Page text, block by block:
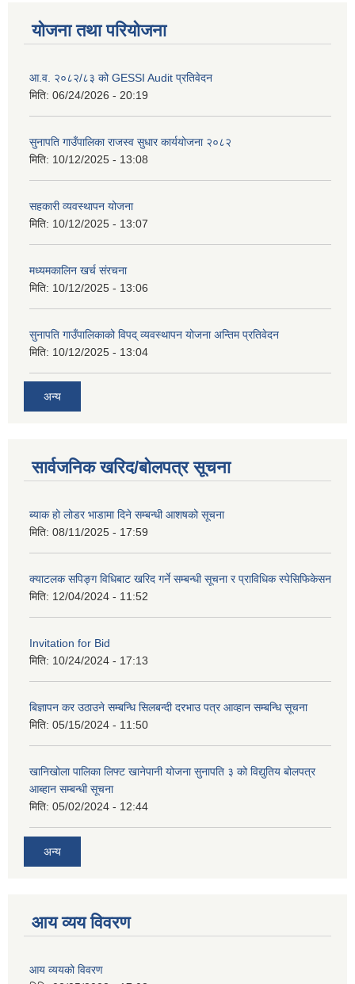
योजना तथा परियोजना
आ.व. २०८२/८३ को GESSI Audit प्रतिवेदन
मिति: 06/24/2026 - 20:19
सुनापति गाउँपालिका राजस्व सुधार कार्ययोजना २०८२
मिति: 10/12/2025 - 13:08
सहकारी व्यवस्थापन योजना
मिति: 10/12/2025 - 13:07
मध्यमकालिन खर्च संरचना
मिति: 10/12/2025 - 13:06
सुनापति गाउँपालिकाको विपद् व्यवस्थापन योजना अन्तिम प्रतिवेदन
मिति: 10/12/2025 - 13:04
अन्य
सार्वजनिक खरिद/बोलपत्र सूचना
ब्याक हो लोडर भाडामा दिने सम्बन्धी आशषको सूचना
मिति: 08/11/2025 - 17:59
क्याटलक सपिङ्ग विधिबाट खरिद गर्ने सम्बन्धी सूचना र प्राविधिक स्पेसिफिकेसन
मिति: 12/04/2024 - 11:52
Invitation for Bid
मिति: 10/24/2024 - 17:13
बिज्ञापन कर उठाउने सम्बन्धि सिलबन्दी दरभाउ पत्र आव्हान सम्बन्धि सूचना
मिति: 05/15/2024 - 11:50
खानिखोला पालिका लिफ्ट खानेपानी योजना सुनापति ३ को विद्युतिय बोलपत्र
आब्हान सम्बन्धी सूचना
मिति: 05/02/2024 - 12:44
अन्य
आय व्यय विवरण
आय व्ययको विवरण